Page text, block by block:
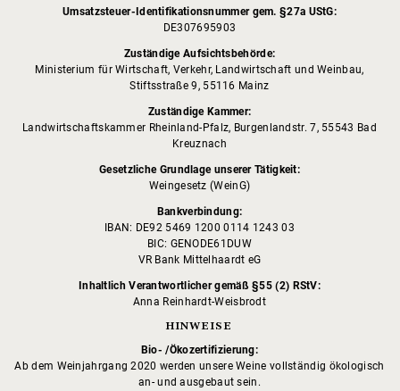
Umsatzsteuer-Identifikationsnummer gem. §27a UStG:
DE307695903
Zuständige Aufsichtsbehörde:
Ministerium für Wirtschaft, Verkehr, Landwirtschaft und Weinbau,
Stiftsstraße 9, 55116 Mainz
Zuständige Kammer:
Landwirtschaftskammer Rheinland-Pfalz, Burgenlandstr. 7, 55543 Bad
Kreuznach
Gesetzliche Grundlage unserer Tätigkeit:
Weingesetz (WeinG)
Bankverbindung:
IBAN: DE92 5469 1200 0114 1243 03
BIC: GENODE61DUW
VR Bank Mittelhaardt eG
Inhaltlich Verantwortlicher gemäß §55 (2) RStV:
Anna Reinhardt-Weisbrodt
HINWEISE
Bio- /Ökozertifizierung:
Ab dem Weinjahrgang 2020 werden unsere Weine vollständig ökologisch
an- und ausgebaut sein.